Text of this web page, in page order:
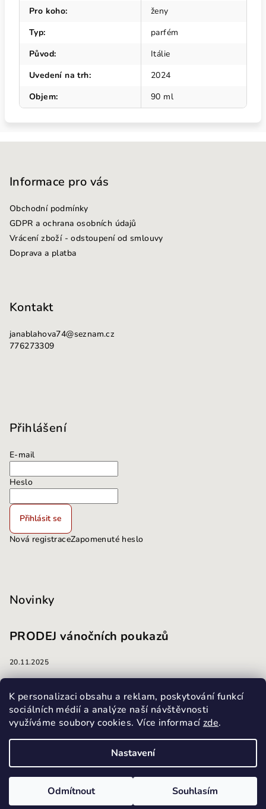
K personalizaci obsahu a reklam, poskytování funkcí
sociálních médií a analýze naší návštěvnosti
využíváme soubory cookies. Více informací zde.
Nastavení
Odmítnout Souhlasím
Pro koho:
ženy
Typ:
parfém
Původ:
Itálie
Uvedení na trh:
2024
Objem: 90 ml
Informace pro vás
Obchodní podmínky
GDPR a ochrana osobních údajů
Vrácení zboží - odstoupení od smlouvy
Doprava a platba
Kontakt
janablahova74@seznam.cz
776273309
Přihlášení
E-mail
Heslo
Přihlásit se
Nová registraceZapomenuté heslo
Novinky
PRODEJ vánočních poukazů
20.11.2025
masáže
13.10.2025
Všechna práva vyhrazena.
Vytvořil Shoptet